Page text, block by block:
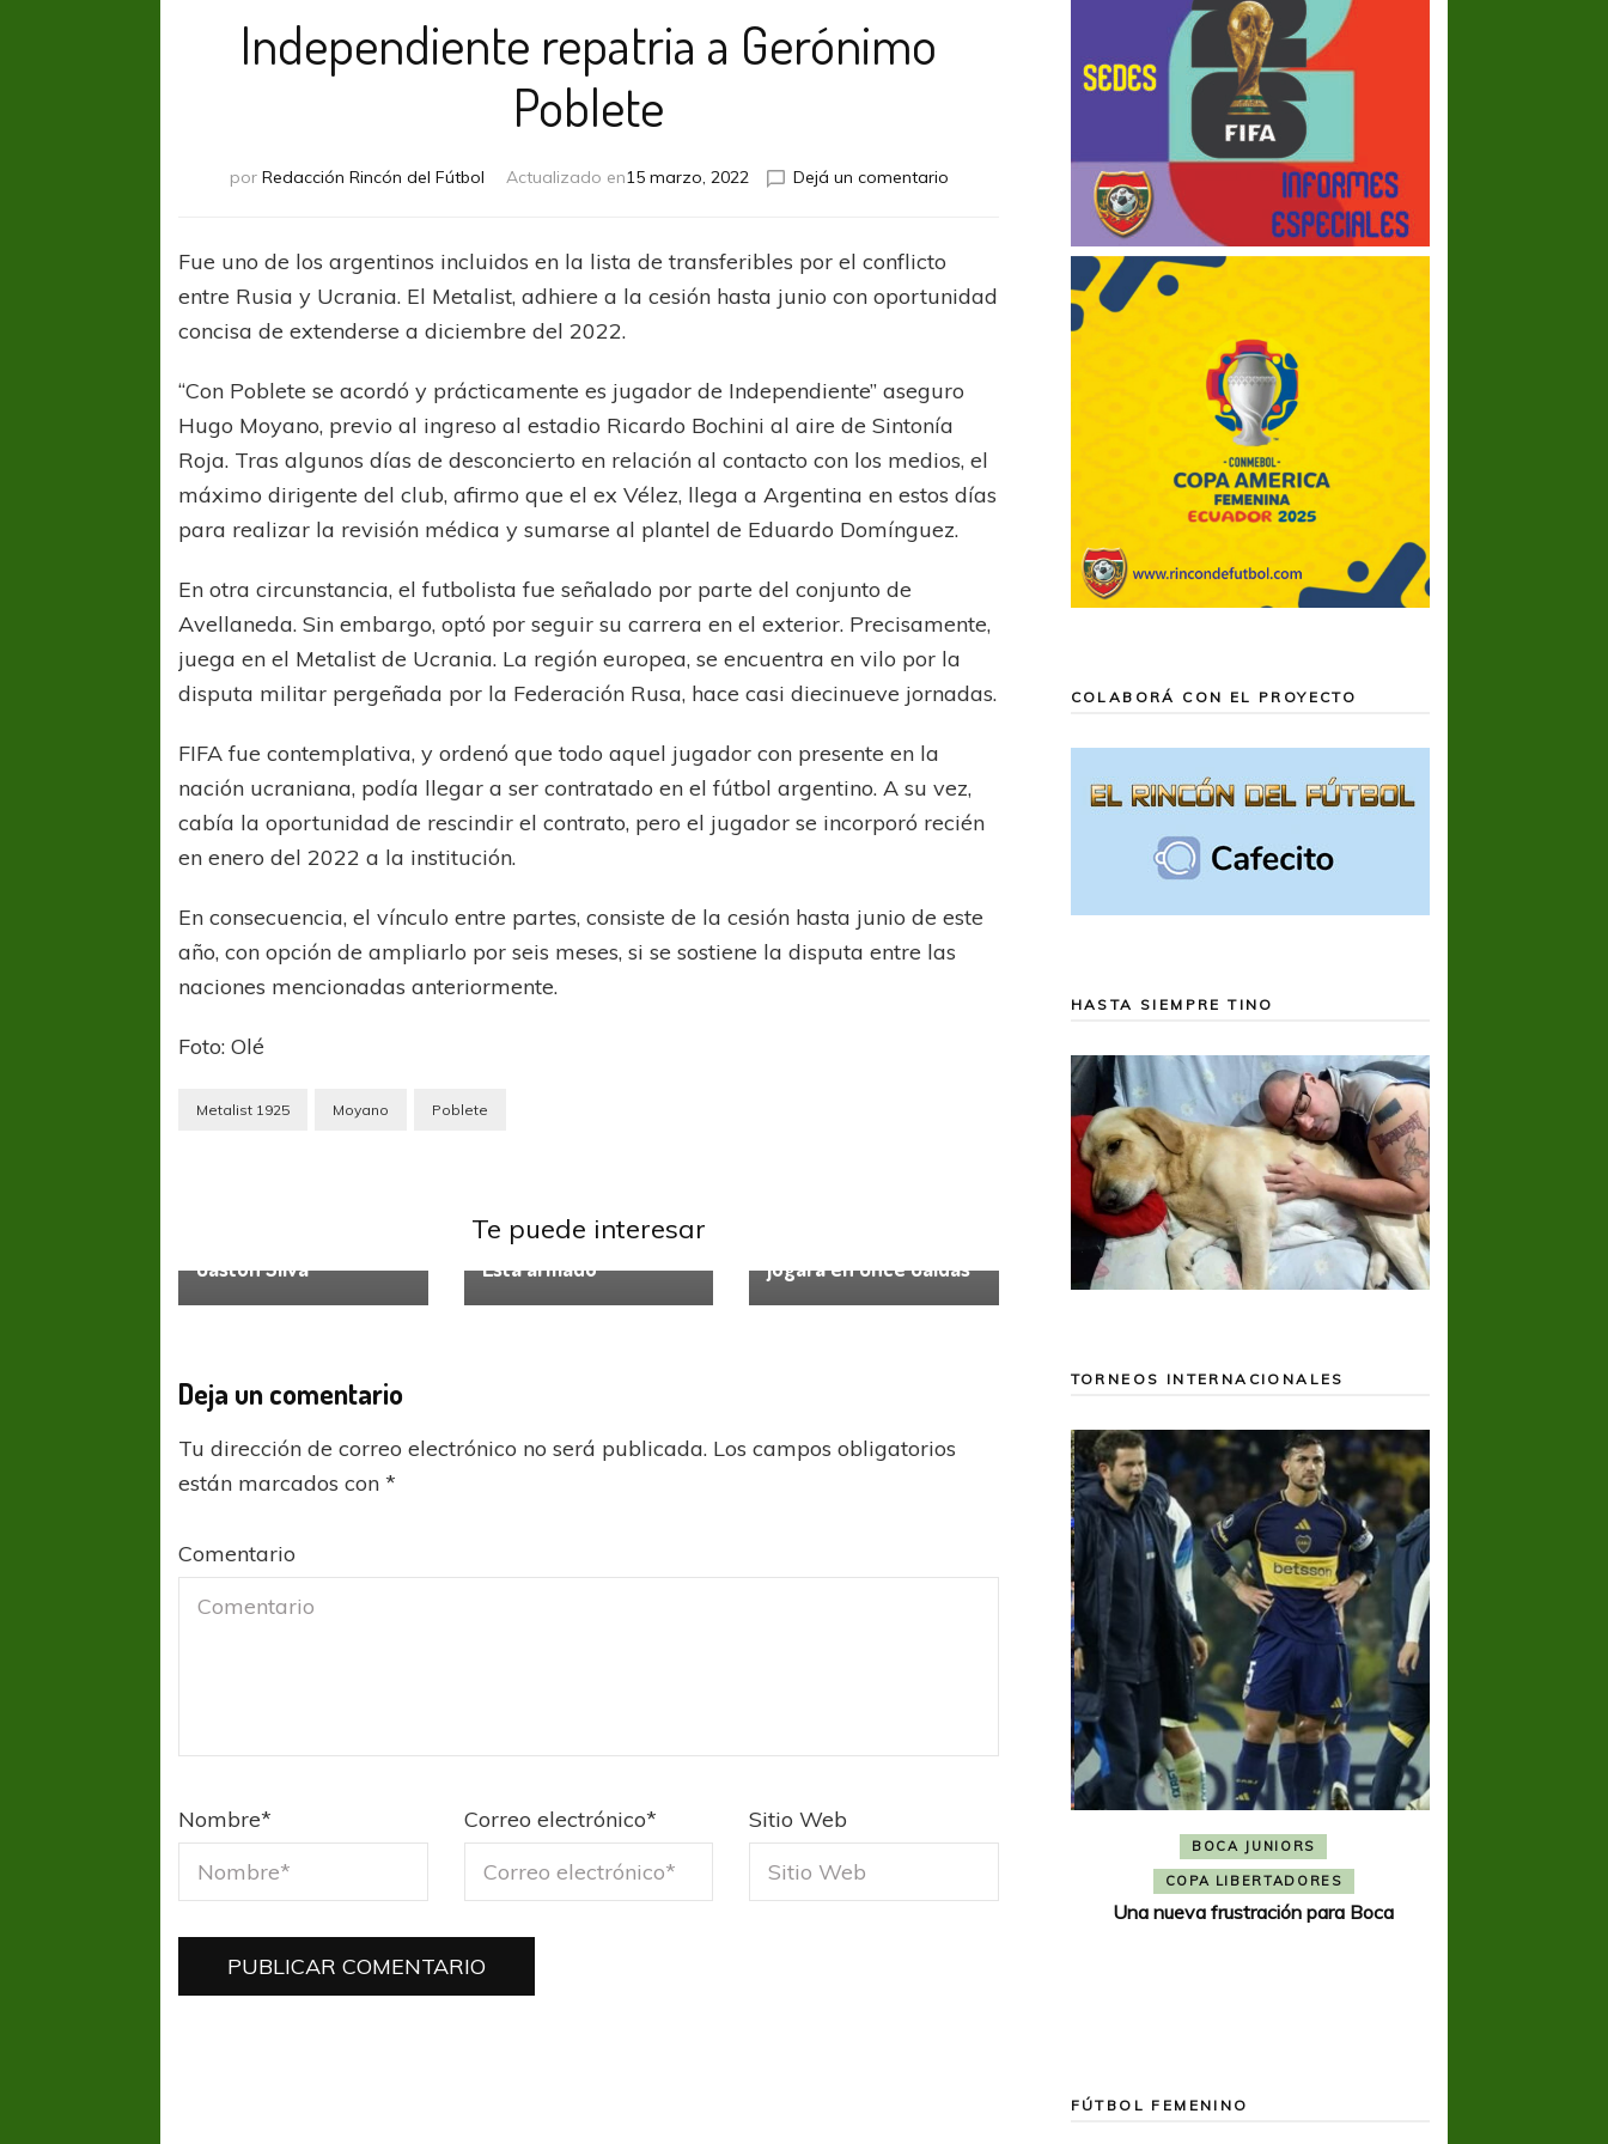
Independiente repatria a Gerónimo
Poblete
por Redacción Rincón del Fútbol Actualizado en15 marzo, 2022 Dejá un comentarioen
Poblete
Fue uno de los argentinos incluidos en la lista de transferibles por el conflicto
entre Rusia y Ucrania. El Metalist, adhiere a la cesión hasta junio con oportunidad
concisa de extenderse a diciembre del 2022.
“Con Poblete se acordó y prácticamente es jugador de Independiente” aseguro
Hugo Moyano, previo al ingreso al estadio Ricardo Bochini al aire de Sintonía
Roja. Tras algunos días de desconcierto en relación al contacto con los medios, el
máximo dirigente del club, afirmo que el ex Vélez, llega a Argentina en estos días
para realizar la revisión médica y sumarse al plantel de Eduardo Domínguez.
En otra circunstancia, el futbolista fue señalado por parte del conjunto de
Avellaneda. Sin embargo, optó por seguir su carrera en el exterior. Precisamente,
juega en el Metalist de Ucrania. La región europea, se encuentra en vilo por la
disputa militar pergeñada por la Federación Rusa, hace casi diecinueve jornadas.
FIFA fue contemplativa, y ordenó que todo aquel jugador con presente en la
nación ucraniana, podía llegar a ser contratado en el fútbol argentino. A su vez,
cabía la oportunidad de rescindir el contrato, pero el jugador se incorporó recién
en enero del 2022 a la institución.
En consecuencia, el vínculo entre partes, consiste de la cesión hasta junio de este
año, con opción de ampliarlo por seis meses, si se sostiene la disputa entre las
naciones mencionadas anteriormente.
Foto: Olé
Metalist 1925 Moyano Poblete
Te puede interesar
Gastón Silva
Profesional
Está armado
jugará en Once Caldas
Deja un comentario
Tu dirección de correo electrónico no será publicada. Los campos obligatorios
están marcados con*
Comentario
Nombre* Correo electrónico* Sitio Web
COLABORÁ CON EL PROYECTO
HASTA SIEMPRE TINO
TORNEOS INTERNACIONALES
A pesar de la derrota Tigre avanzó a
Octavos de Final
COPA SUDAMERICANA LANÚS
Sur Defendido
UEFA CHAMPIONS LEAGUE
PSG celebró el bicampeonato
BOCA JUNIORS
COPA LIBERTADORES
Una nueva frustración para Boca
FÚTBOL FEMENINO